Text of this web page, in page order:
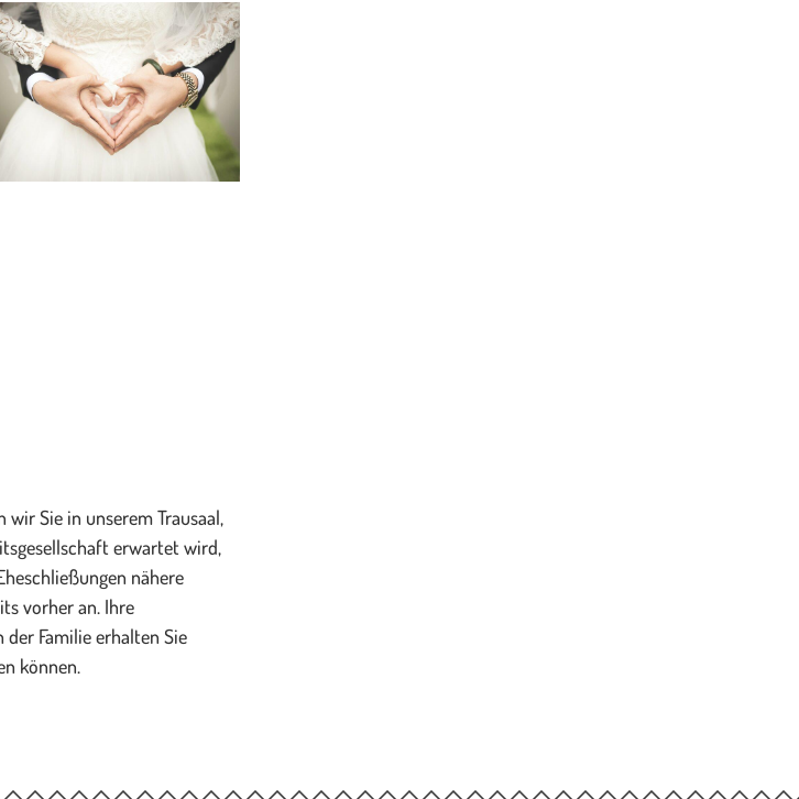
Sie in unserem Trausaal,
erwartet wird,
nähere
vorher an. Ihre
Familie erhalten Sie
können.